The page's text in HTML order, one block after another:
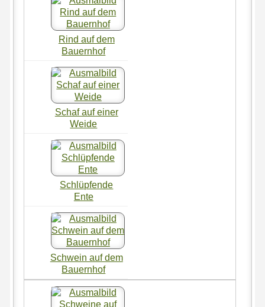
Rind auf dem
Bauernhof
Schaf auf einer
Weide
Schlüpfende
Ente
Schwein auf dem
Bauernhof